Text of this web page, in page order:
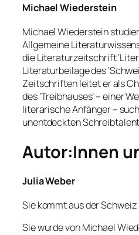
Michael Wiederstein
Michael Wiederstein
Allgemeine
die Literaturzeitschrift
Literaturbeilage des
Zeitschriften leitet er als
des ‘Treibhauses’ – einer
literarische Anfänger –
unentdeckten
Autor:Innen
Julia Weber
Sie kommt aus der
Sie wurde von Michael